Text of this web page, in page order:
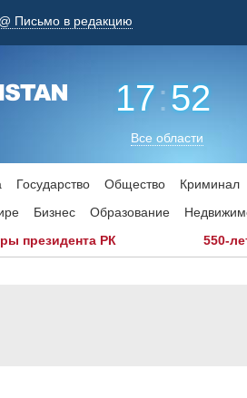
@ Письмо в редакцию
17:52
Все области
Государство Общество
Криминал
Бизнес Образование
президента РК
550-